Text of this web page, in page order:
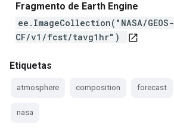
Fragmento de Earth Engine
ee.ImageCollection("NASA/GEOS-
CF/v1/fcst/tavg1hr")
open_in_new
Etiquetas
atmosphere composition forecast
nasa